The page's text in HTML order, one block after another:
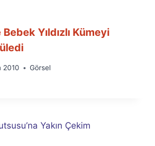
Yıldızlı Kümeyi
2010 Görsel